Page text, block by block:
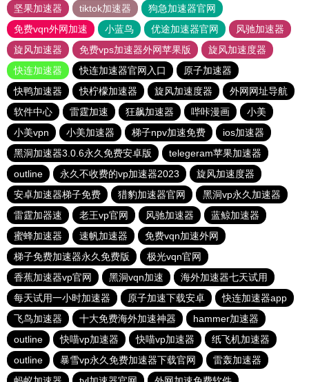
坚果加速器
tiktok加速器
狗急加速器官网
免费vqn外网加速
小蓝鸟 优途加速器官网
风驰加速器
旋风加速器
免费vps加速器外网苹果版
旋风加速度器
快连加速器
快连加速器官网入口
原子加速器
快鸭加速器
快柠檬加速器 旋风加速度器
外网网址导航
软件中心
雷霆加速 狂飙加速器 哔咔漫画
小美
小美vpn
小美加速器 梯子npv加速免费
ios加速器
黑洞加速器3.0.6永久免费安卓版
telegeram苹果加速器
outline
永久不收费的vp加速器2023
旋风加速度器
安卓加速器梯子免费
猎豹加速器官网
黑洞vp永久加速器
雷霆加器速
老王vp官网 风驰加速器
蓝鲸加速器
蜜蜂加速器
速帆加速器
免费vqn加速外网
梯子免费加速器永久免费版
极光vqn官网
香蕉加速器vp官网
黑洞vqn加速
海外加速器七天试用
每天试用一小时加速器
原子加速下载安卓
快连加速器app
飞鸟加速器
十大免费海外加速神器
hammer加速器
outline
快喵vp加速器 快喵vp加速器
纸飞机加速器
outline
暴雪vp永久免费加速器下载官网
雷轰加速器